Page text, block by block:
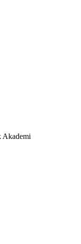
Akademi